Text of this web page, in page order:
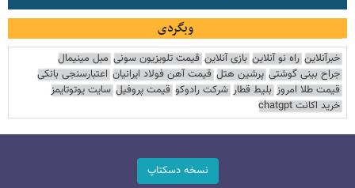
وبگردی
خبرآنلاین راه نو آنلاین بازی آنلاین قیمت تلویزیون سونی مبل مینیمال
جراح بینی گوشتی پرشین هتل قیمت آهن فولاد ایرانیان اعتبارسنجی بانکی
قیمت طلا امروز بلیط قطار شرکت رادوکو قیمت پروفیل سایت یوتوتایمز
خرید اکانت chatgpt
نسخه دسکتاپ